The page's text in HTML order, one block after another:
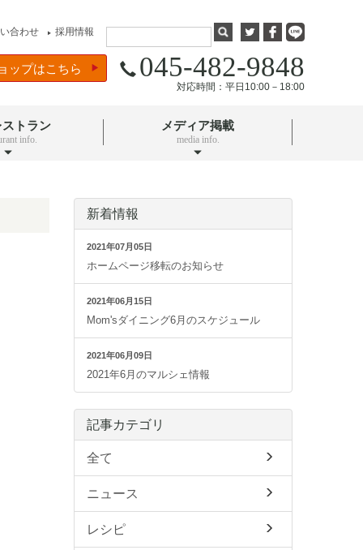
合わせ ▶ 採用情報
ップはこちら 045-482-9848
対応時間：平日10:00－18:00
トラン
info.
メディア掲載
media info.
新着情報
2021年07月05日
ホームページ移転のお知らせ
2021年06月15日
Mom'sダイニング6月のスケジュール
2021年06月09日
2021年6月のマルシェ情報
記事カテゴリ
全て
ニュース
レシピ